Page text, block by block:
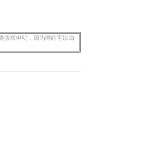
版权申明，因为网站可以由